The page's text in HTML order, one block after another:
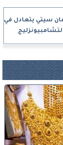
مان سيتي يتعادل في